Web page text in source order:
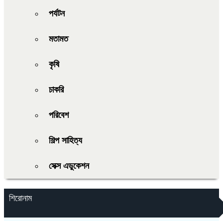
পর্যটন
মতামত
কৃষি
চাকরি
পরিবেশ
শিল্প সাহিত্য
সেক্স এডুকেশন
শিরোনাম